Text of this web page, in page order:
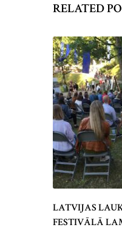
RELATED
LATVIJAS
FESTIVĀLĀ